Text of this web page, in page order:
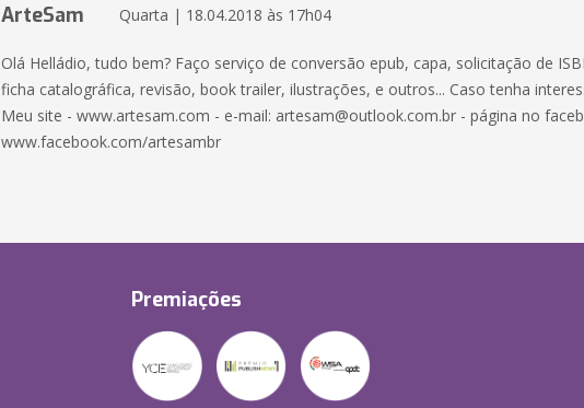
ArteSam Quarta | 18.04.2018 às 17h04
Olá Helládio, tudo bem? Faço serviço de conversão epub, capa, solicitação de
ficha catalográfica, revisão, book trailer, ilustrações, e outros... Caso tenha
Meu site - www.artesam.com - e-mail: artesam@outlook.com.br - página no
www.facebook.com/artesambr
Premiações